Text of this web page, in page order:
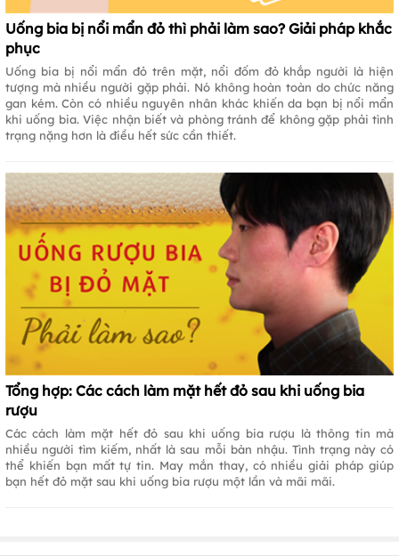
Uống bia bị nổi mẩn đỏ thì phải làm sao? Giải pháp khắc
phục
Uống bia bị nổi mẩn đỏ trên mặt, nổi đốm đỏ khắp người là hiện
tượng mà nhiều người gặp phải. Nó không hoàn toàn do chức năng
gan kém. Còn có nhiều nguyên nhân khác khiến da bạn bị nổi mẩn
khi uống bia. Việc nhận biết và phòng tránh để không gặp phải tình
trạng nặng hơn là điều hết sức cần thiết.
Tổng hợp: Các cách làm mặt hết đỏ sau khi uống bia
rượu
Các cách làm mặt hết đỏ sau khi uống bia rượu là thông tin mà
nhiều người tìm kiếm, nhất là sau mỗi bàn nhậu. Tình trạng này có
thể khiến bạn mất tự tin. May mắn thay, có nhiều giải pháp giúp
bạn hết đỏ mặt sau khi uống bia rượu một lần và mãi mãi.